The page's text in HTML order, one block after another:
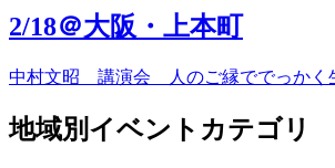
2/18＠大阪・上本町
中村文昭 講演会 人のご縁ででっか
地域別イベントカテゴリ